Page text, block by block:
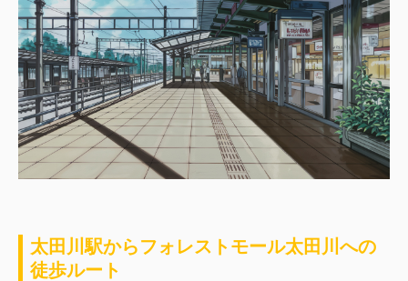
太田川駅からフォレストモール太田川への
徒歩ルート